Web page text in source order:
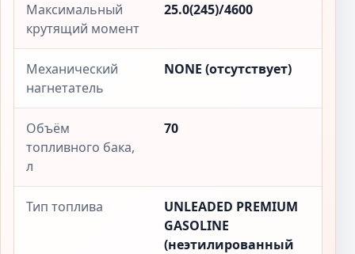
Максимальный
крутящий момент
25.0(245)/4600
Механический
нагнетатель
NONE (отсутствует)
Объём
топливного бака,
л
70
Тип топлива
UNLEADED PREMIUM
GASOLINE
(неэтилированный